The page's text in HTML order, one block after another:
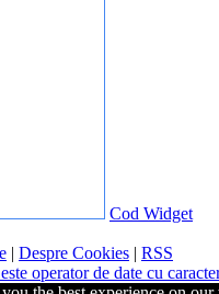
Cod Widget
| Despre Cookies | RSS
operator de date cu